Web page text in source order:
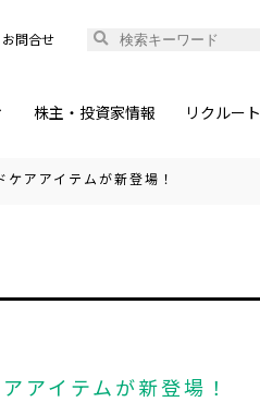
お問合せ
株主・投資家情報 リクルート
アアイテムが新登場！
アイテムが新登場！